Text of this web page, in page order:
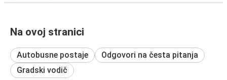
Na ovoj stranici
Autobusne postaje
Odgovori na česta pitanja
Gradski vodič